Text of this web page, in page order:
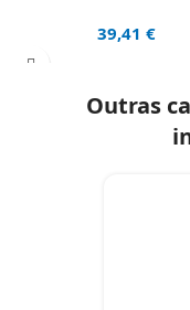
39,41 €
Outras